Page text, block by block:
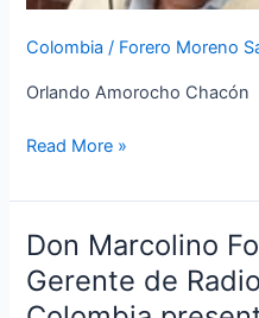
Colombia / Forero Moreno
Orlando Amorocho Chacón
Read More »
Don Marcolino
Gerente de
Don
Marcolino
Forero